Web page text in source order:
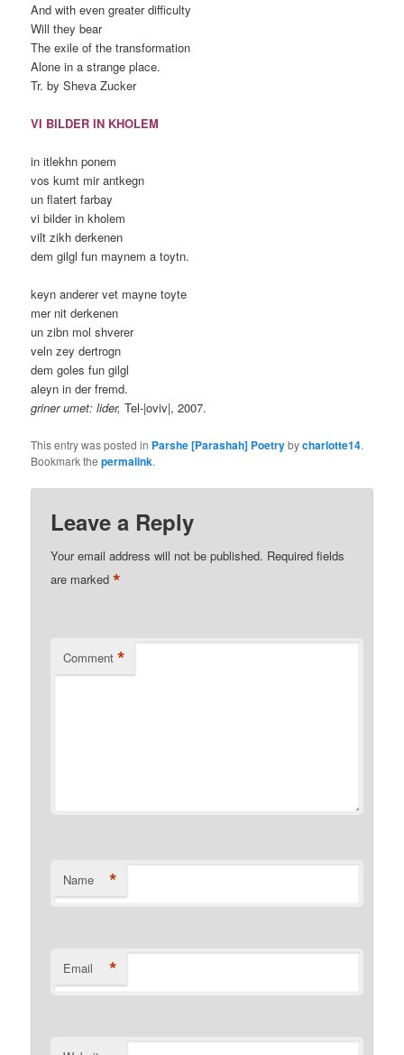
And with even greater difficulty
Will they bear
The exile of the transformation
Alone in a strange place.
Tr. by Sheva Zucker
VI BILDER IN KHOLEM
in itlekhn ponem
vos kumt mir antkegn
un flatert farbay
vi bilder in kholem
vilt zikh derkenen
dem gilgl fun maynem a toytn.
keyn anderer vet mayne toyte
mer nit derkenen
un zibn mol shverer
veln zey dertrogn
dem goles fun gilgl
aleyn in der fremd.
griner umet: lider, Tel-|oviv|, 2007.
This entry was posted in Parshe [Parashah] Poetrybycharlotte14.
Bookmark thepermalink.
Leave a Reply
Your email address will not be published. Required fields
are marked*
Comment *
Name *
Email *